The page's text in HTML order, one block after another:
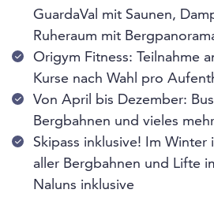
GuardaVal mit Saunen,
Ruheraum mit
Origym Fitness: Teilnahme
Kurse nach Wahl pro
Von April bis Dezember:
Bergbahnen und vieles
Skipass inklusive! Im Winter
aller Bergbahnen und Lifte
Naluns inklusive